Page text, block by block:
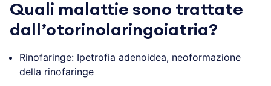
Quali malattie sono trattate
dall’otorinolaringoiatria?
Rinofaringe: Ipetrofia adenoidea, neoformazione
della rinofaringe